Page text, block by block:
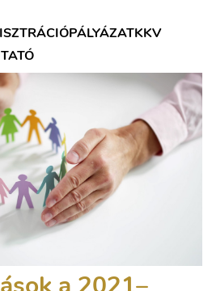
PÁLYÁZATKKV